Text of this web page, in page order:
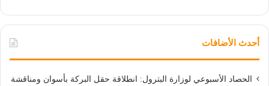
أحدث الأضافات
الحصاد الأسبوعي لوزارة البترول: انطلاقة حقل البركة بأسوان ومناقشة